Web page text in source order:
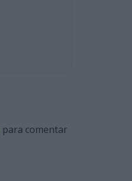
para comentar